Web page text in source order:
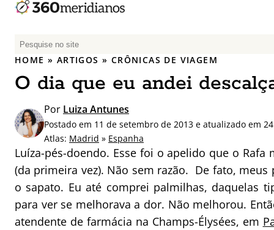
P
e
q
i
s
r
p
o
r
:
HOME » ARTIGOS » CRÔNICAS DE VIAGEM
O dia que eu andei
Por Luiza Antunes
Postado em 11 de setembro de 2013 e atualizado em
Atlas: Madrid » Espanha
Luíza-pés-doendo. Esse foi o apelido que o
(da primeira vez). Não sem razão. De fato,
o sapato. Eu até comprei palmilhas, daquelas
para ver se melhorava a dor. Não melhorou.
atendente de farmácia na Champs-Élysées, em